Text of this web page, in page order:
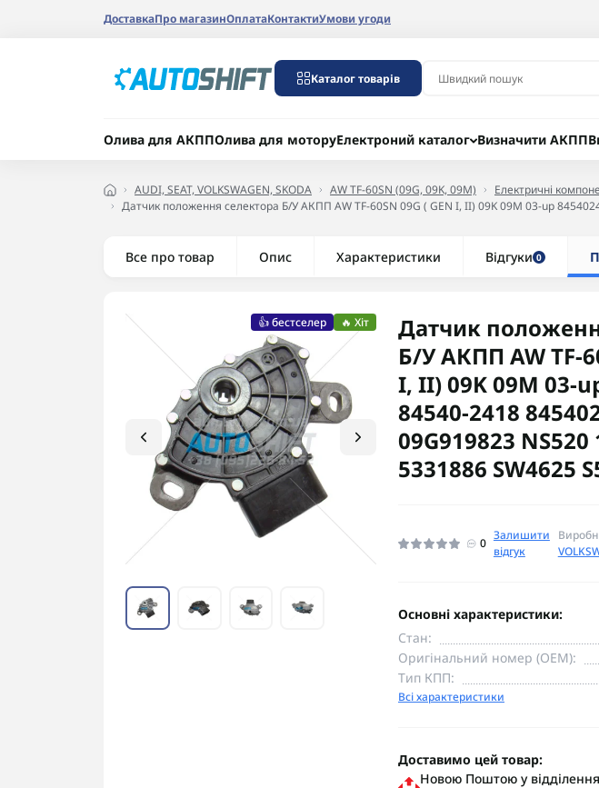
ДоставкаПро магазинОплатаКонтактиУмови угоди
Каталог товарів
Олива для АКППОлива для моторуЕлектроний каталог Визначити АКПП
AUDI, SEAT, VOLKSWAGEN, SKODA AW TF-60SN (09G, 09K, 09M)
Електричні
Датчик положення селектора Б/У АКПП AW TF-60SN 09G ( GEN I, II) 09K 09M 03-up
Все про товар Опис Характеристики Відгуки 0
👍 бестселер 🔥 Хіт
Датчик
Б/У АКПП AW TF-
I, II) 09K 09M 03-
84540-2418
09G919823 NS520
5331886 SW4625
0
Залишити
відгук
Основні характеристики:
Стан:
Оригінальний номер (OEM):
Тип КПП:
Всі характеристики
Доставимо цей товар:
Новою Поштою у